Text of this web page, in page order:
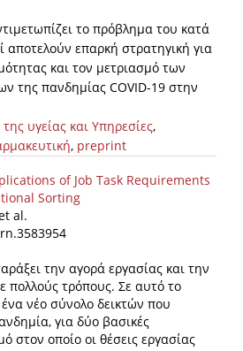
το πρόβλημα του κατά
αποτελούν επαρκή στρατηγική για
και τον μετριασμό των
της πανδημίας COVID-19 στην
της υγείας και Υπηρεσίες,
, preprint
of Job Task Requirements
Sorting
al.
την αγορά εργασίας και την
πολλούς τρόπους. Σε αυτό το
νέο σύνολο δεικτών που
για δύο βασικές
στον οποίο οι θέσεις εργασίας